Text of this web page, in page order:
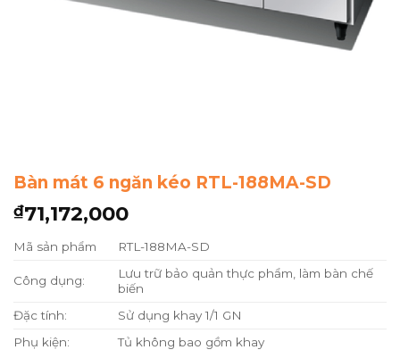
Bàn mát 6 ngăn kéo RTL-188MA-SD
₫71,172,000
Mã sản phẩm RTL-188MA-SD
Công dụng:
Lưu trữ bảo quản thực phẩm, làm bàn chế
biến
Đặc tính:
Sử dụng khay 1/1 GN
Phụ kiện:
Tủ không bao gồm khay